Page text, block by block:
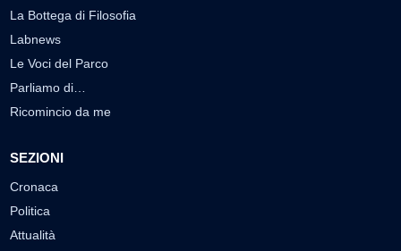
La Bottega di Filosofia
Labnews
Le Voci del Parco
Parliamo di…
Ricomincio da me
SEZIONI
Cronaca
Politica
Attualità